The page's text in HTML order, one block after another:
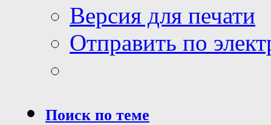
Версия для печати
Отправить по
Поиск по теме